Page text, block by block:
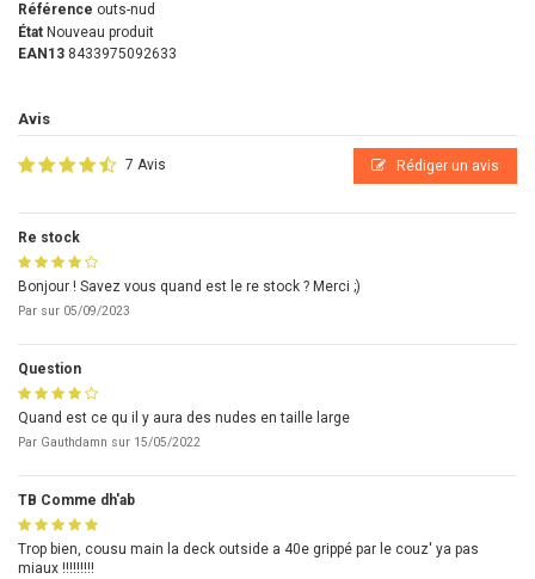
Référence outs-nud
État Nouveau produit
EAN13 8433975092633
Avis
7 Avis Rédiger un avis
Re stock
Bonjour ! Savez vous quand est le re stock ? Merci ;)
Par sur 05/09/2023
Question
Quand est ce qu il y aura des nudes en taille large
Par Gauthdamn sur 15/05/2022
TB Comme dh'ab
Trop bien, cousu main la deck outside a 40e grippé par le couz' ya pas
miaux !!!!!!!!!